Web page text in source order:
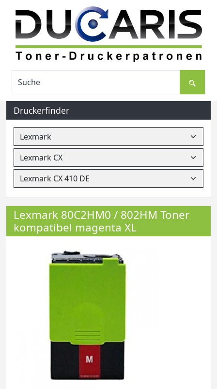
Druckerfinder
Lexmark 80C2HM0 / 802HM Toner
kompatibel magenta XL